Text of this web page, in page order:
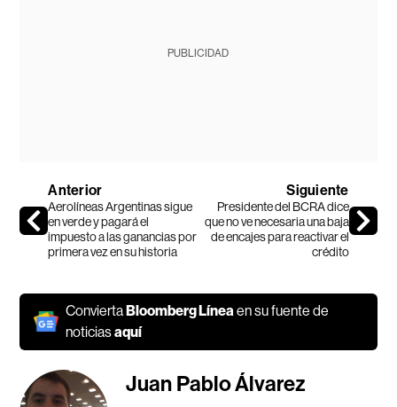
PUBLICIDAD
Anterior
Aerolíneas Argentinas sigue
en verde y pagará el
impuesto a las ganancias por
primera vez en su historia
Siguiente
Presidente del BCRA dice
que no ve necesaria una baja
de encajes para reactivar el
crédito
ConviertaBloomberg Línea en su fuente de
noticiasaquí
Juan Pablo Álvarez